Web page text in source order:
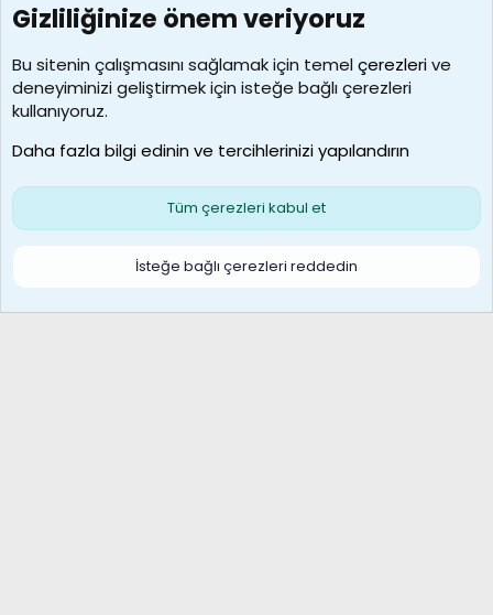
7388
Kullanıcılar
borabekirogluu
Son üye
Çerezler
S
Gizliliğinize önem veriyoruz
Bu sitenin çalışmasını sağlamak için temelçerezlerive
deneyiminizi geliştirmek için isteğe bağlı çerezleri
kullanıyoruz.
Daha fazla bilgi edinin ve tercihlerinizi yapılandırın
Tüm çerezleri kabul et
İsteğe bağlı çerezleri reddedin